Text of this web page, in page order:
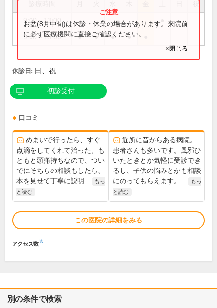
祝
9:00～13:00
9:00～18:00 ● ● ● ●
お盆(8月中旬)は休診・休業の場合があります。来院前
に必ず医療機関に直接ご確認ください。
×閉じる
休診日: 日、祝
初診受付
口コミ
めまいで行ったら、すぐ
点滴をしてくれて治った。も
ともと頭痛持ちなので、つい
でにそちらの相談もしたら、
本を見せて丁寧に説明...
もっ
と読む
近所に昔からある病院。
患者さんも多いです。風邪ひ
いたときとか気軽に受診でき
るし、子供の悩みとかも相談
にのってもらえます。...
もっ
と読む
この医院の詳細をみる
アクセス数※
別の条件で検索